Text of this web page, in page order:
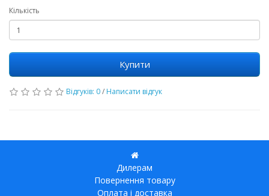
Кількість
Купити
Відгуків: 0/ Написати відгук
Дилерам
Повернення товару
Оплата і доставка